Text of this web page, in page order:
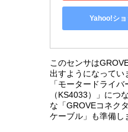
Yahoo!シ
このセンサは
出すようになってい
「モータードライ
（KS4033）」につ
な「GROVEコネク
ケーブル」も準備し